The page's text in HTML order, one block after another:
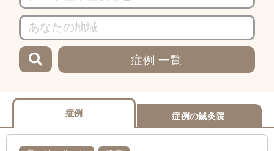
症例 一覧
症例 症例の鍼灸院